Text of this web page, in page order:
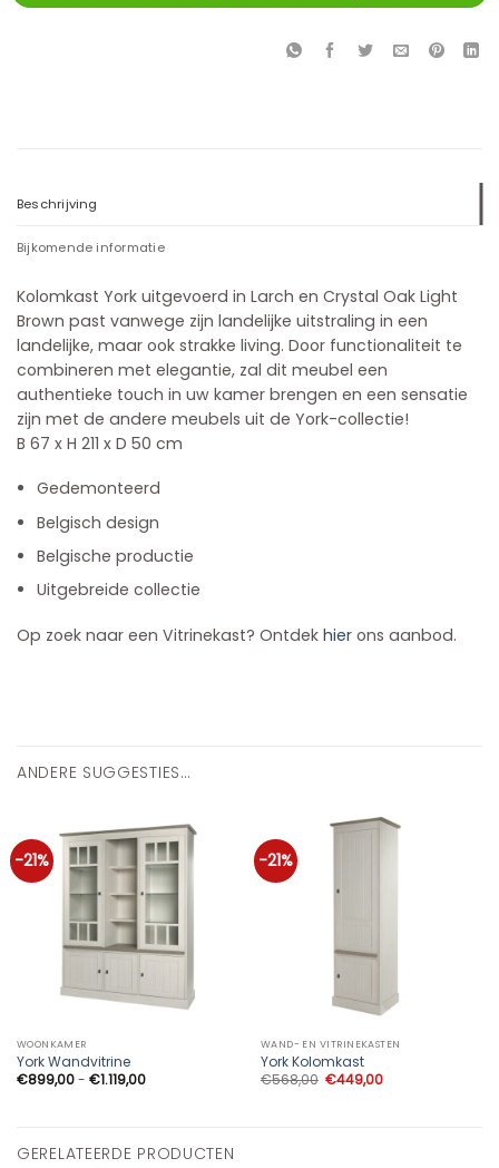
Beschrijving
Bijkomende informatie
Kolomkast York uitgevoerd in Larch en Crystal Oak Light
Brown past vanwege zijn landelijke uitstraling in een
landelijke, maar ook strakke living. Door functionaliteit te
combineren met elegantie, zal dit meubel een
authentieke touch in uw kamer brengen en een sensatie
zijn met de andere meubels uit de York-collectie!
B 67 x H 211 x D 50 cm
Gedemonteerd
Belgisch design
Belgische productie
Uitgebreide collectie
Op zoek naar een Vitrinekast? Ontdek hier ons aanbod.
ANDERE SUGGESTIES…
-21%
WOONKAMER
York Wandvitrine
€899,00- €1.119,00Prijsklasse:
€899,00
-21%
WAND- EN VITRINEKASTEN
York Kolomkast
€568,00 Oorspronkelijke
prijs
€449,00Huidige
GERELATEERDE PRODUCTEN